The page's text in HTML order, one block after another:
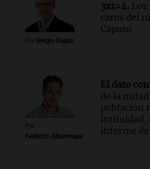
Panorama Federal
Episodios
Por Sergio Suppo
3x1=4. Los
caros del
Caputo
Por
Federico Albarenque
El dato
de la
población
intimidad,
informe de